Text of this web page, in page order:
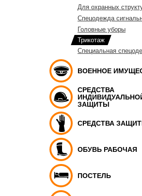
Для охранных
Спецодежда
Головные уборы
Трикотаж
Специальная
ВОЕННОЕ
СРЕДСТВА
ЗАЩИТЫ
СРЕДСТВА
ОБУВЬ РАБОЧАЯ
ПОСТЕЛЬ